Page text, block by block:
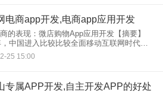
电商app开发,电商app应用开发
的表现：微店购物App应用开发【摘要】
中国进入比较比较全面移动互联网时代，
，移动电商成为互联网行业热的词。然
电商直到2021年才被提出。自从互联网上
25 15:00
专属APP开发,自主开发APP的好处